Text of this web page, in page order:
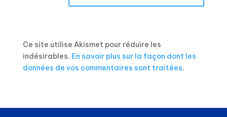
Ce site utilise Akismet pour réduire les
indésirables. En savoir plus sur la façon dont les
données de vos commentaires sont traitées.